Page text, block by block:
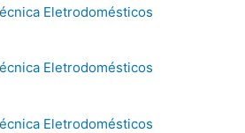
Eletrodomésticos
Eletrodomésticos
Eletrodomésticos